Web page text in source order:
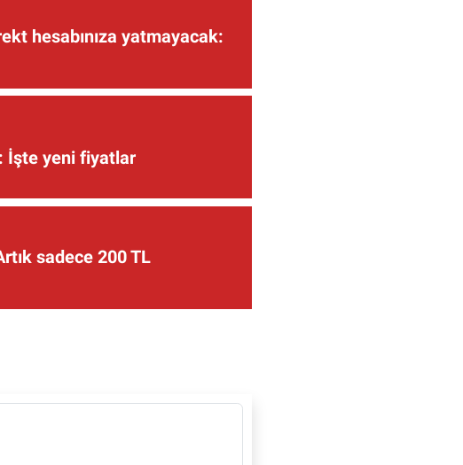
hesabınıza yatmayacak:
İşte yeni fiyatlar
sadece 200 TL